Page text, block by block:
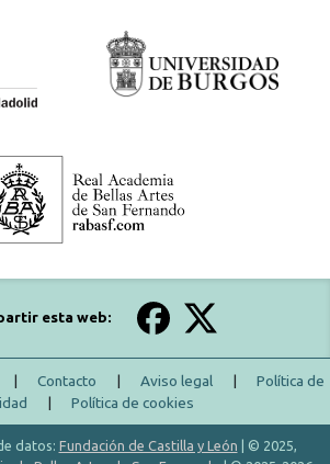
esta web:
| Contacto | Aviso legal |
Política de
| Política de cookies
datos: Fundación de Castilla y León | © 2025,